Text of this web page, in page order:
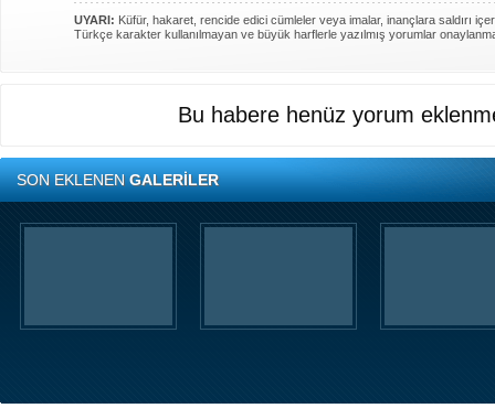
UYARI: Küfür, hakaret, rencide edici cümleler veya imalar, inançlara saldırı
Türkçe karakter kullanılmayan ve büyük harflerle yazılmış yorumlar
Bu habere henüz yorum
SON EKLENENGALERİLER